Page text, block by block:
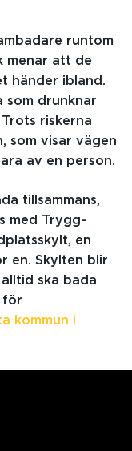
runtom
menar att de
händer ibland.
som drunknar
riskerna
som visar vägen
av en person.
tillsammans,
med Trygg-
en
en. Skylten blir
ska bada
för
kommun i